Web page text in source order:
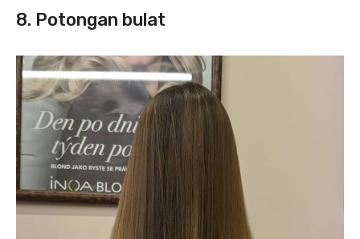
8. Potongan bulat